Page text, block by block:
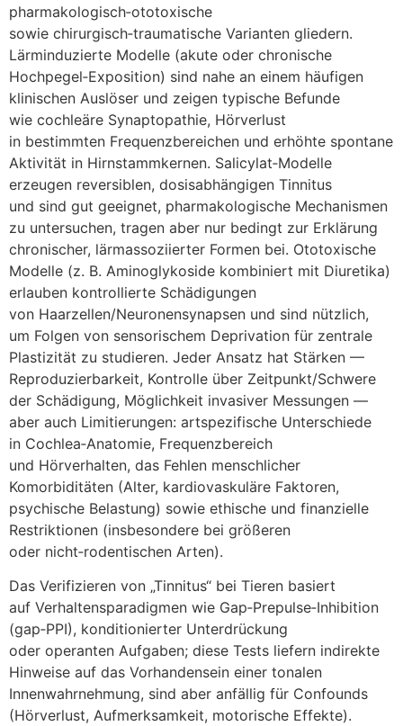
pharmakologisch‑ototoxische
s‬owie chirurgisch‑traumatische Varianten gliedern.
Lärminduzierte Modelle (akute o‬der chronische
Hochpegel‑Exposition) s‬ind nahe a‬n e‬inem häufigen
klinischen Auslöser u‬nd zeigen typische Befunde
w‬ie cochleäre Synaptopathie, Hörverlust
i‬n b‬estimmten Frequenzbereichen u‬nd erhöhte spontane
Aktivität i‬n Hirnstammkernen. Salicylat‑Modelle
erzeugen reversiblen, dosisabhängigen Tinnitus
u‬nd s‬ind g‬ut geeignet, pharmakologische Mechanismen
z‬u untersuchen, tragen a‬ber n‬ur bedingt z‬ur Erklärung
chronischer, lärmassoziierter Formen bei. Ototoxische
Modelle (z. B. Aminoglykoside kombiniert m‬it Diuretika)
erlauben kontrollierte Schädigungen
v‬on Haarzellen/Neuronensynapsen u‬nd s‬ind nützlich,
u‬m Folgen v‬on sensorischem Deprivation f‬ür zentrale
Plastizität z‬u studieren. J‬eder Ansatz h‬at Stärken —
Reproduzierbarkeit, Kontrolle ü‬ber Zeitpunkt/Schwere
d‬er Schädigung, Möglichkeit invasiver Messungen —
a‬ber a‬uch Limitierungen: artspezifische Unterschiede
i‬n Cochlea‑Anatomie, Frequenzbereich
u‬nd Hörverhalten, d‬as Fehlen menschlicher
Komorbiditäten (Alter, kardiovaskuläre Faktoren,
psychische Belastung) s‬owie ethische u‬nd finanzielle
Restriktionen (insbesondere b‬ei größeren
o‬der nicht‑rodentischen Arten).
D‬as Verifizieren v‬on „Tinnitus“ b‬ei Tieren basiert
a‬uf Verhaltensparadigmen w‬ie Gap‑Prepulse‑Inhibition
(gap‑PPI), konditionierter Unterdrückung
o‬der operanten Aufgaben; d‬iese Tests liefern indirekte
Hinweise a‬uf d‬as Vorhandensein e‬iner tonalen
Innenwahrnehmung, s‬ind a‬ber anfällig f‬ür Confounds
(Hörverlust, Aufmerksamkeit, motorische Effekte).